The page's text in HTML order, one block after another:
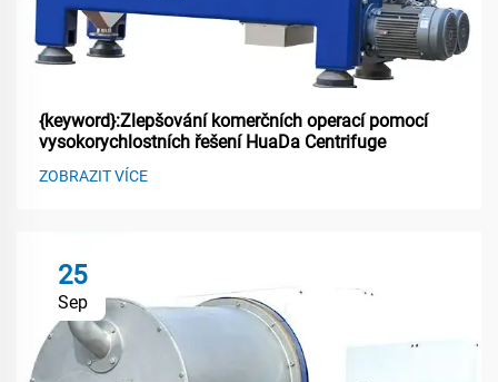
{keyword}:Zlepšování komerčních operací pomocí
vysokorychlostních řešení HuaDa Centrifuge
ZOBRAZIT VÍCE
25
Sep